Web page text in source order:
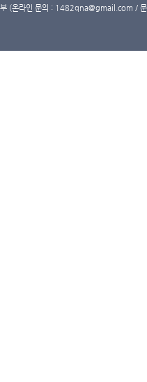
(온라인 문의 : 1482qna@gmail.com /